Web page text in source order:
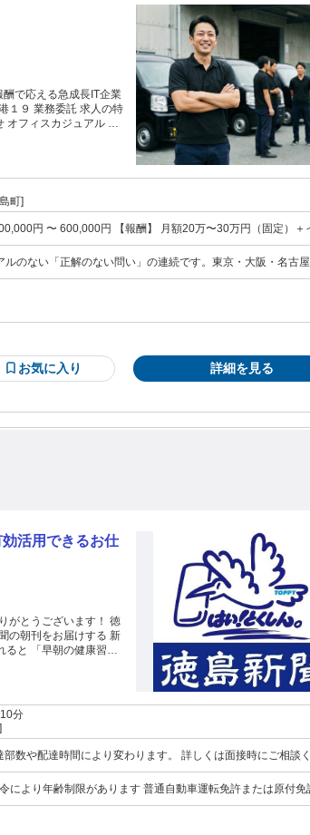
酬で応える急成長IT企業
務委託 求人の特
フィスカジュアル OK
から全国各地へ展開し
ち上げの責任者候補」
の各拠点でも、責任者
彼らに続く、あるいは
ていただきたい。 その
果に応じた「報酬」を
いく仕組みです。 お
チームの組成まで、す
はなく、「仕事その
荷物を運びたい企業へ
社さんとの信頼関係づ
のフォロー、現場ト
ジションを担う上で、
活用」の両立（現場
答えのない課題への向
る必要があります）
える方や、経営幹部を
解」になる： 「徳島で
の方針として根付きま
主であるドライバーが
ど）に時間を取られる
課題を解決し、業界全
最もDXされた次世代型
町]
円 〜 600,000円 【報酬】 月額20万〜30万円（固定）＋
年度（還元率20%）で算定 インセンティブ：2,400万円 ×
収60万円／年収720万円 ・固定30万の場合 → 月収70万円／
】 ・インセンティブは12月決算確定
固定報酬のみ） ・赤字の場合インセンティブはゼロ（返還義
のない「正解のない問い」の連続です。東京・大阪・名古屋
めに逆算して動けるスキル。 デジタル・リテラシー： AIを含
なく、自ら電話をかけ、飛び込み営業を行い、現場の汗をか
「成長のチャンス」と捉え、前向きに試行錯誤を楽しめる方。
、事業成長のために必要なら何でもやる柔軟性。 3. このポジシ
げ期： 軌道に乗るまでは、相応の時間とエネルギーを投資
整っていない中でのトラブル対応や、現場のイレギュラーを
お気に入り 詳細を見る
活用できるお仕
とうございます！ 徳
の朝刊をお届けする 新
不安
スによっては、自転
フがいるので、未経験
Wワーク、かけ持ち
験者可）！ ・原付バイ
営業は一切なし！ ・主
自転車に配達する新
10分
により年齢制限があります 普通自動車運転免許または原付免